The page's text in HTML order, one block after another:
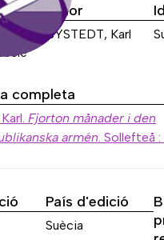
Autor
BYSTEDT, Karl
completa
Fjorton månader i den
armén. Sollefteå :
País d'edició
Suècia